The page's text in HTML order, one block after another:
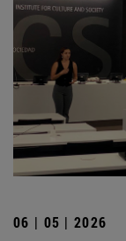
06 | 05 | 2026